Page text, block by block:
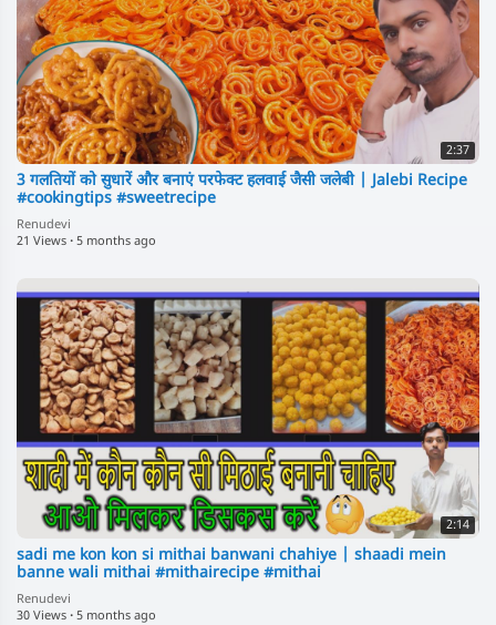
2:37
3 गलतियों को सुधारें और बनाएं परफेक्ट हलवाई जैसी जलेबी | Jalebi Recipe
#cookingtips #sweetrecipe
Renudevi
21 Views · 5 months ago
2:14
sadi me kon kon si mithai banwani chahiye | shaadi mein
banne wali mithai #mithairecipe​ #mithai
Renudevi
30 Views · 5 months ago